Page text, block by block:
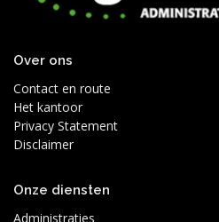
Over ons
Contact en route
Het kantoor
Privacy Statement
Disclaimer
Onze diensten
Administraties